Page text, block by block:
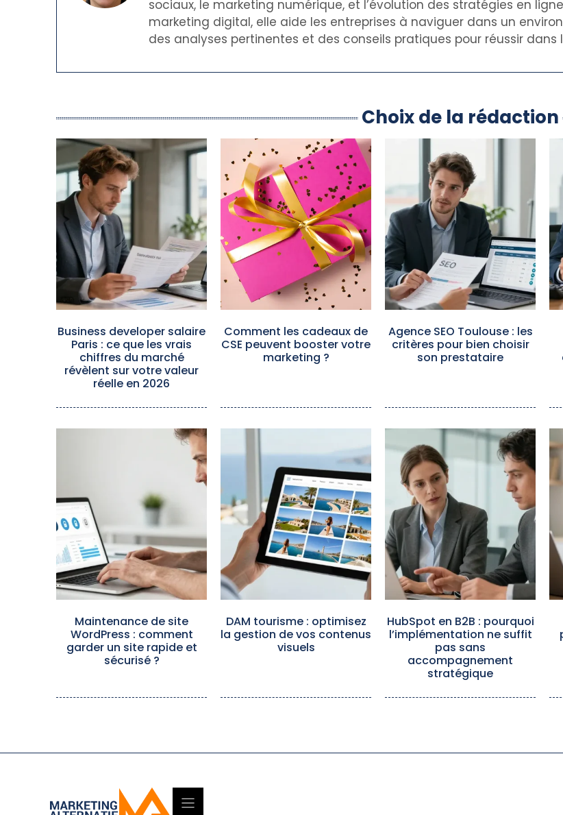
sociaux, le marketing numérique, et l’évolution des stratégies en
marketing digital, elle aide les entreprises à naviguer dans un
des analyses pertinentes et des conseils pratiques pour réussir dans
Choix de la rédaction
Business developer salaire
Paris : ce que les vrais
chiffres du marché
révèlent sur votre valeur
réelle en 2026
Comment les cadeaux de
CSE peuvent booster votre
marketing ?
Agence SEO Toulouse : les
critères pour bien choisir
son prestataire
Maintenance de site
WordPress : comment
garder un site rapide et
sécurisé ?
DAM tourisme : optimisez
la gestion de vos contenus
visuels
HubSpot en B2B : pourquoi
l’implémentation ne suffit
pas sans
accompagnement
stratégique